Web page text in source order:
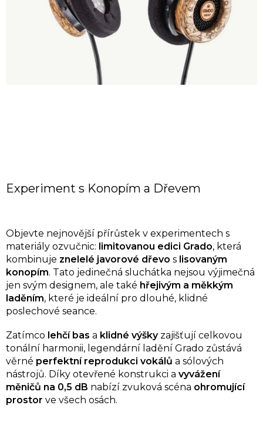
Experiment s Konopím a Dřevem
Objevte nejnovější přírůstek v experimentech s
materiály ozvučnic: limitovanou edici Grado, která
kombinuje znelelé javorové dřevo s lisovaným
konopím. Tato jedinečná sluchátka nejsou výjimečná
jen svým designem, ale také hřejivým a měkkým
laděním, které je ideální pro dlouhé, klidné
poslechové seance.
Zatímco lehčí bas a klidné výškyzajišťují celkovou
tonální harmonii, legendární ladění Grado zůstává
věrné perfektní reprodukci vokálů a sólových
nástrojů. Díky otevřené konstrukci a vyvážení
měničů na 0,5 dB nabízí zvuková scéna ohromující
prostor ve všech osách.